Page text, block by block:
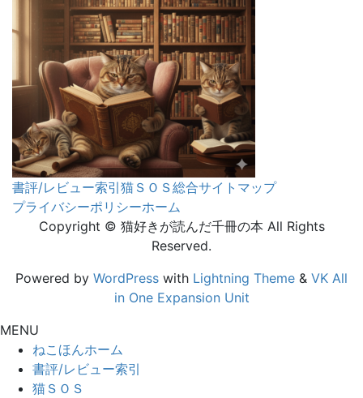
書評/レビュー索引猫ＳＯＳ総合サイトマップ
プライバシーポリシーホーム
Copyright © 猫好きが読んだ千冊の本 All Rights
Reserved.
Powered by WordPress with Lightning Theme & VK All
in One Expansion Unit
MENU
ねこほんホーム
書評/レビュー索引
猫ＳＯＳ